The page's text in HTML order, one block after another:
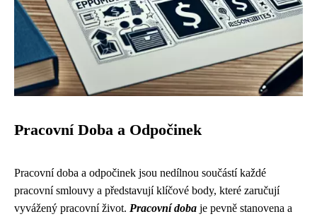
Pracovní Doba a Odpočinek
Pracovní doba a odpočinek jsou nedílnou součástí každé
pracovní smlouvy a představují klíčové body, které zaručují
vyvážený pracovní život. Pracovní doba je pevně stanovena a